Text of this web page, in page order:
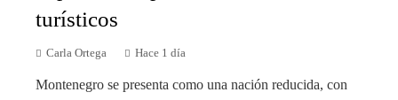
turísticos
Carla Ortega Hace 1 día
Montenegro se presenta como una nación reducida, con